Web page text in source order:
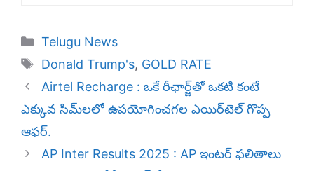
Categories
Telugu News
Tags
Donald Trump's, GOLD RATE
Airtel Recharge : ఒకే రీఛార్జ్‌తో ఒకటి కంటే
ఎక్కువ సిమ్‌లలో ఉపయోగించగల ఎయిర్‌టెల్ గొప్ప
ఆఫర్.
AP Inter Results 2025 : AP ఇంటర్ ఫలితాలు